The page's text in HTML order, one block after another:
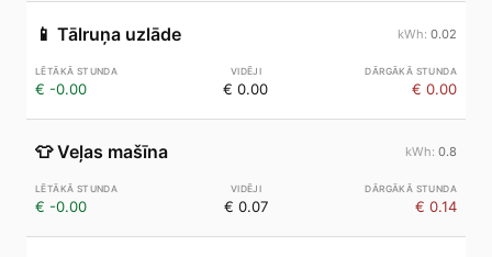
📱 Tālruņa uzlāde 0.02
€ -0.00 € 0.00 € 0.00
👕 Veļas mašīna 0.8
€ -0.00 € 0.07 € 0.14